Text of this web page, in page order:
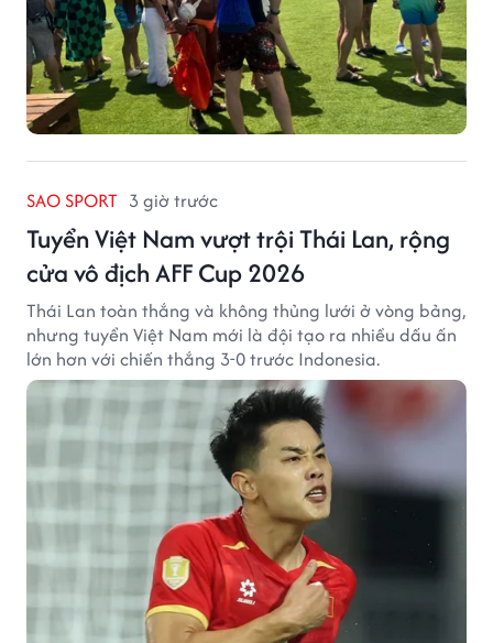
SAO SPORT 3 giờ trước
Tuyển Việt Nam vượt trội Thái Lan, rộng
cửa vô địch AFF Cup 2026
Thái Lan toàn thắng và không thủng lưới ở vòng bảng,
nhưng tuyển Việt Nam mới là đội tạo ra nhiều dấu ấn
lớn hơn với chiến thắng 3-0 trước Indonesia.